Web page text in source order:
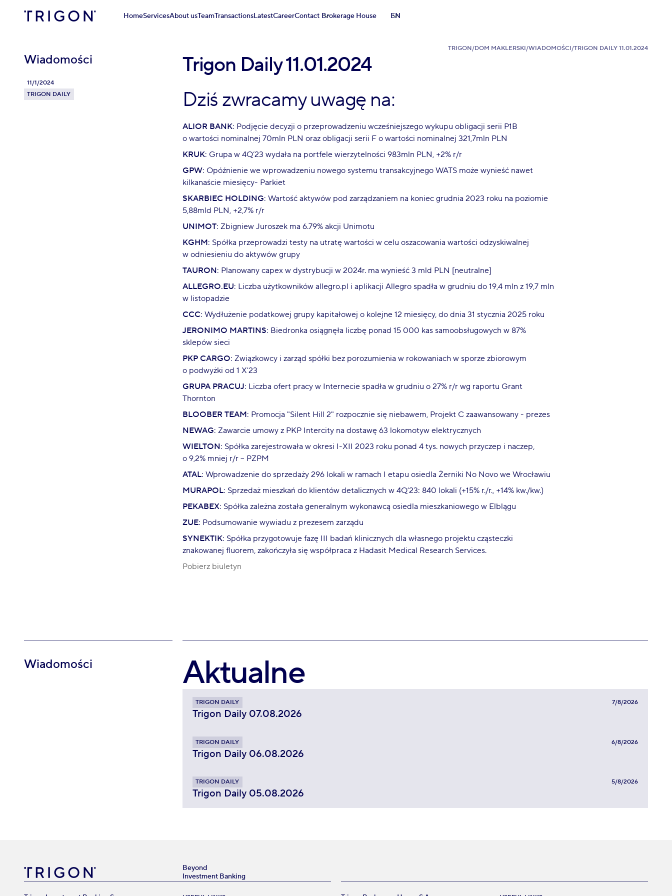
HomeServicesAbout usTeamTransactionsLatestCareerContact Brokerage House EN
TRIGON/DOM MAKLERSKI/WIADOMOŚCI/TRIGON DAILY 11.01.2024
Wiadomości Trigon Daily 11.01.2024
11/1/2024
TRIGON DAILY
Dziś zwracamy uwagę na:
ALIOR BANK: Podjęcie decyzji o przeprowadzeniu wcześniejszego wykupu obligacji serii P1B
o wartości nominalnej 70mln PLN oraz obligacji serii F o wartości nominalnej 321,7mln PLN
KRUK: Grupa w 4Q’23 wydała na portfele wierzytelności 983mln PLN, +2% r/r
GPW: Opóźnienie we wprowadzeniu nowego systemu transakcyjnego WATS może wynieść nawet
kilkanaście miesięcy- Parkiet
SKARBIEC HOLDING: Wartość aktywów pod zarządzaniem na koniec grudnia 2023 roku na poziomie
5,88mld PLN, +2,7% r/r
UNIMOT: Zbigniew Juroszek ma 6.79% akcji Unimotu
KGHM: Spółka przeprowadzi testy na utratę wartości w celu oszacowania wartości odzyskiwalnej
w odniesieniu do aktywów grupy
TAURON: Planowany capex w dystrybucji w 2024r. ma wynieść 3 mld PLN [neutralne]
ALLEGRO.EU: Liczba użytkowników allegro.pl i aplikacji Allegro spadła w grudniu do 19,4 mln z 19,7 mln
w listopadzie
CCC: Wydłużenie podatkowej grupy kapitałowej o kolejne 12 miesięcy, do dnia 31 stycznia 2025 roku
JERONIMO MARTINS: Biedronka osiągnęła liczbę ponad 15 000 kas samoobsługowych w 87%
sklepów sieci
PKP CARGO: Związkowcy i zarząd spółki bez porozumienia w rokowaniach w sporze zbiorowym
o podwyżki od 1 X'23
GRUPA PRACUJ: Liczba ofert pracy w Internecie spadła w grudniu o 27% r/r wg raportu Grant
Thornton
BLOOBER TEAM: Promocja "Silent Hill 2" rozpocznie się niebawem, Projekt C zaawansowany - prezes
NEWAG: Zawarcie umowy z PKP Intercity na dostawę 63 lokomotyw elektrycznych
WIELTON: Spółka zarejestrowała w okresi I-XII 2023 roku ponad 4 tys. nowych przyczep i naczep,
o 9,2% mniej r/r – PZPM
ATAL: Wprowadzenie do sprzedaży 296 lokali w ramach I etapu osiedla Żerniki No Novo we Wrocławiu
MURAPOL: Sprzedaż mieszkań do klientów detalicznych w 4Q’23: 840 lokali (+15% r./r., +14% kw./kw.)
PEKABEX: Spółka zależna została generalnym wykonawcą osiedla mieszkaniowego w Elblągu
ZUE: Podsumowanie wywiadu z prezesem zarządu
SYNEKTIK: Spółka przygotowuje fazę III badań klinicznych dla własnego projektu cząsteczki
znakowanej fluorem, zakończyła się współpraca z Hadasit Medical Research Services.
Pobierz biuletyn
Wiadomości Aktualne
TRIGON DAILY 7/8/2026
Trigon Daily 07.08.2026
TRIGON DAILY 6/8/2026
Trigon Daily 06.08.2026
TRIGON DAILY 5/8/2026
Trigon Daily 05.08.2026
Beyond
Investment Banking